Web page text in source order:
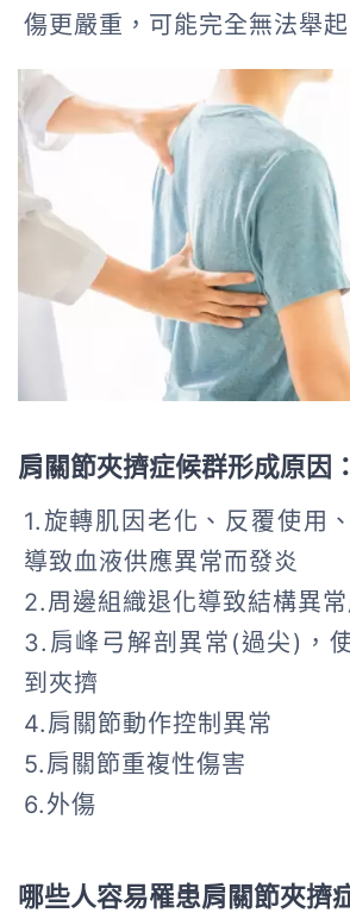
傷更嚴重，可能完全無法舉起
肩關節夾擠症候群形成原因：
1.旋轉肌因老化、反覆使用
導致血液供應異常而發炎
2.周邊組織退化導致結構異
3.肩峰弓解剖異常(過尖)，
到夾擠
4.肩關節動作控制異常
5.肩關節重複性傷害
6.外傷
哪些人容易罹患肩關節夾擠